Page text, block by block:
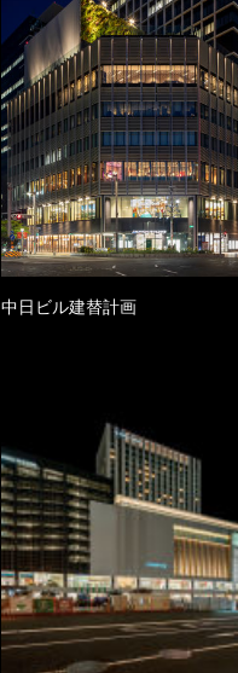
中日ビル建替計画